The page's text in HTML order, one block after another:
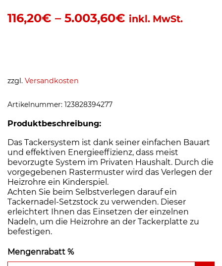
116,20€ – 5.003,60€ inkl. MwSt.
zzgl. Versandkosten
Artikelnummer: 123828394277
Produktbeschreibung:
Das Tackersystem ist dank seiner einfachen Bauart
und effektiven Energieeffizienz, dass meist
bevorzugte System im Privaten Haushalt. Durch die
vorgegebenen Rastermuster wird das Verlegen der
Heizrohre ein Kinderspiel.
Achten Sie beim Selbstverlegen darauf ein
Tackernadel-Setzstock zu verwenden. Dieser
erleichtert Ihnen das Einsetzen der einzelnen
Nadeln, um die Heizrohre an der Tackerplatte zu
befestigen.
Mengenrabatt %